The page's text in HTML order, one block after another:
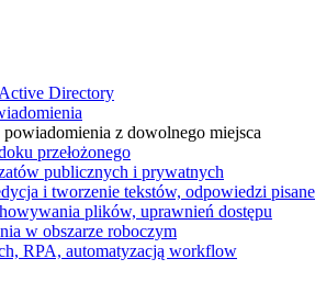
Directory
z dowolnego miejsca
przełożonego
publicznych i prywatnych
i tworzenie tekstów, odpowiedzi
plików, uprawnień dostępu
w obszarze roboczym
RPA, automatyzacją workflow